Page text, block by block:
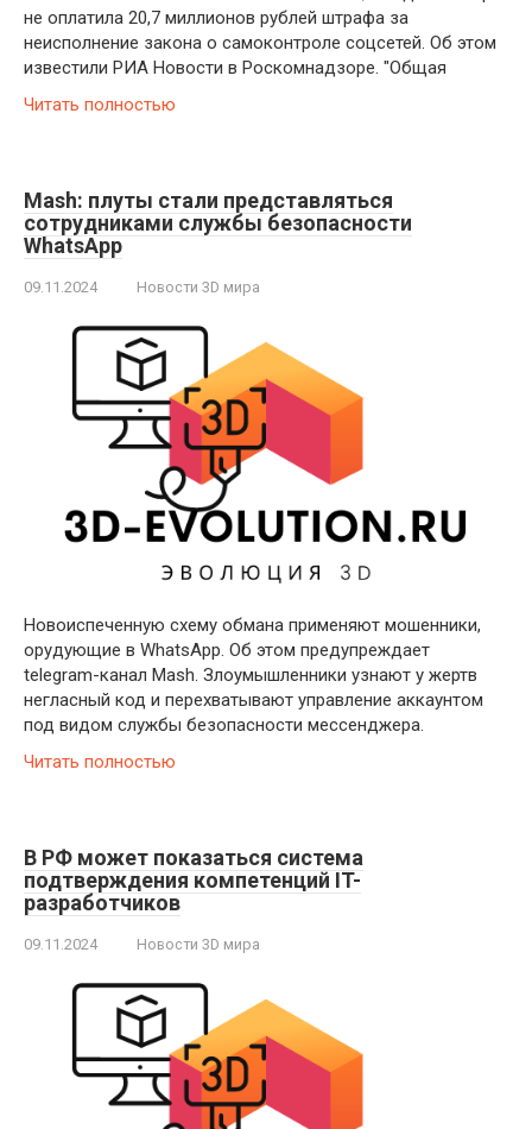
не оплатила 20,7 миллионов рублей штрафа за
неисполнение закона о самоконтроле соцсетей. Об этом
известили РИА Новости в Роскомнадзоре. "Общая
Читать полностью
Mash: плуты стали представляться
сотрудниками службы безопасности
WhatsApp
09.11.2024 Новости 3D мира
Новоиспеченную схему обмана применяют мошенники,
орудующие в WhatsApp. Об этом предупреждает
telegram-канал Mash. Злоумышленники узнают у жертв
негласный код и перехватывают управление аккаунтом
под видом службы безопасности мессенджера.
Читать полностью
В РФ может показаться система
подтверждения компетенций IT-
разработчиков
09.11.2024 Новости 3D мира